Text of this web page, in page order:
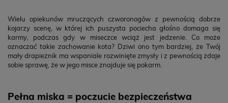
Wielu opiekunów mruczących czworonogów z pewnością dobrze
kojarzy scenę, w której ich puszysta pociecha głośno domaga się
karmy, podczas gdy w miseczce wciąż jest jedzenie. Co może
oznaczać takie zachowanie kota? Dziwi ono tym bardziej, że Twój
mały drapieżnik ma wspaniale rozwinięte zmysły i z pewnością zdaje
sobie sprawę, że w jego misce znajduje się pokarm.
Pełna miska = poczucie bezpieczeństwa